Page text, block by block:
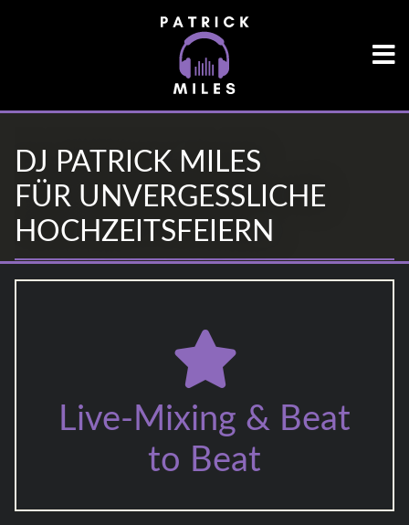
DJ PATRICK MILES
FÜR UNVERGESSLICHE
HOCHZEITSFEIERN
Live-Mixing & Beat
to Beat